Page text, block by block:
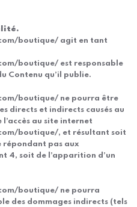
boutique/ agit en tant
boutique/ est responsable
Contenu qu’il publie.
boutique/ ne pourra être
directs et indirects causés au
au site internet
boutique/, et résultant soit
répondant pas aux
4, soit de l’apparition d’un
boutique/ ne pourra
des dommages indirects (tels